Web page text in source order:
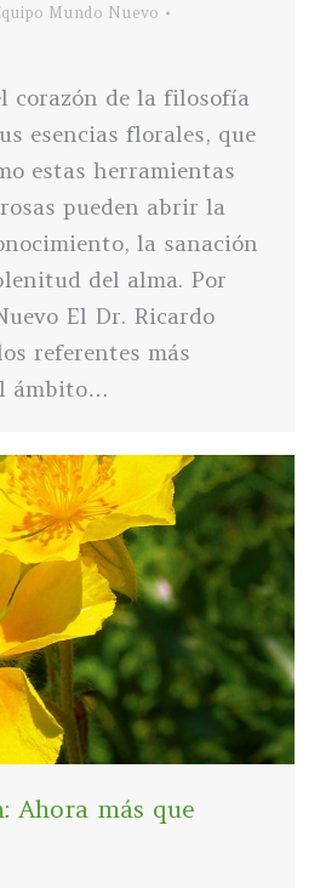
Mundo Nuevo
corazón de la filosofía
esencias florales, que
estas herramientas
pueden abrir la
la sanación
del alma. Por
El Dr. Ricardo
referentes más
ámbito…
Ahora más que